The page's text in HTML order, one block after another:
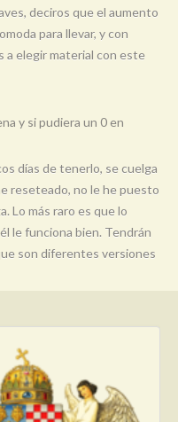
deciros que el aumento
para llevar, y con
a elegir material con este
y si pudiera un 0 en
días de tenerlo, se cuelga
reseteado, no le he puesto
Lo más raro es que lo
le funciona bien. Tendrán
son diferentes versiones